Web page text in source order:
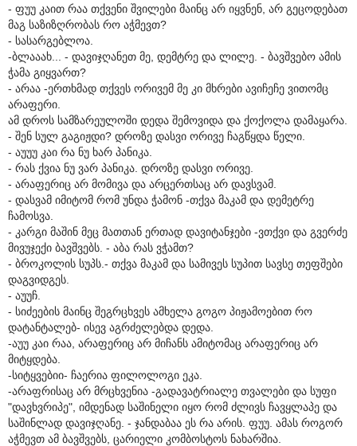
- ფუუ კაით რაა თქვენი შვილები მაინც არ იყვნენ, არ გეცოდებათ
მაგ საზიზღრობას რო აჭმევთ?
- სასარგებლოა.
-ბლააახ... - დავიჯღანეთ მე, დემტრე და ლილე. - ბავშვებო ამის
ჭამა გიყვართ?
- არაა -ერთხმად თქვეს ორივემ მე კი მხრები ავიჩეჩე ვითომც
არაფერი.
ამ დროს სამზარეულოში დედა შემოვიდა და ქოქოლა დამაყარა.
- შენ სულ გაგიჟდი? დროზე დასვი ორივე ჩაგწყდა წელი.
- აუუუ კაი რა ნუ ხარ პანიკა.
- რას ქვია ნუ ვარ პანიკა. დროზე დასვი ორივე.
- არაფერიც არ მომივა და არცერთსაც არ დავსვამ.
- დასვამ იმიტომ რომ უნდა ჭამონ -თქვა მაკამ და დემეტრე
ჩამოსვა.
- კარგი მაშინ მეც მათთან ერთად დავიტანჯები -ვთქვი და გვერძე
მივუჯექი ბავშვებს. - აბა რას ვჭამთ?
- ბროკოლის სუპს.- თქვა მაკამ და სამივეს სუპით სავსე თეფშები
დაგვიდგეს.
- აუუჩ.
- სიძეების მაინც შეგრცხვეს ამხელა გოგო პიჟამოებით რო
დატანტალებ- ისევ აგრძელებდა დედა.
-აუუ კაი რაა, არაფერიც არ მიჩანს ამიტომაც არაფერიც არ
მიტყდება.
-სიტყვებიი- ჩაერია ფილოლოგი ეკა.
-არაფრისაც არ მრცხვენია -გადავატრიალე თვალები და სუფი
"დავხვრიპე", იმდენად საშინელი იყო რომ ძლივს ჩავყლაპე და
საშინლად დავიჯღანე. - ჯანდაბაა ეს რა არის. ფუუ. ამას როგორ
აჭმევთ ამ ბავშვებს, ცარიელი კომბოსტოს ნახარშია.